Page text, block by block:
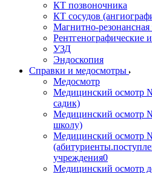
КТ позвоночника
КТ сосудов
Магнитно-
Рентгенографические
УЗД
Эндоскопия
Справки и медосмотры
Медосмотр
Медицинский осмотр
садик)
Медицинский осмотр
школу)
Медицинский осмотр
учреждения0
Медицинский осмотр